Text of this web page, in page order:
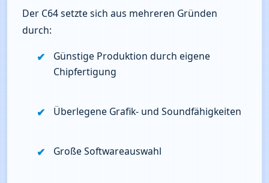
Der C64 setzte sich aus mehreren Gründen
durch:
Günstige Produktion durch eigene
Chipfertigung
Überlegene Grafik- und Soundfähigkeiten
Große Softwareauswahl